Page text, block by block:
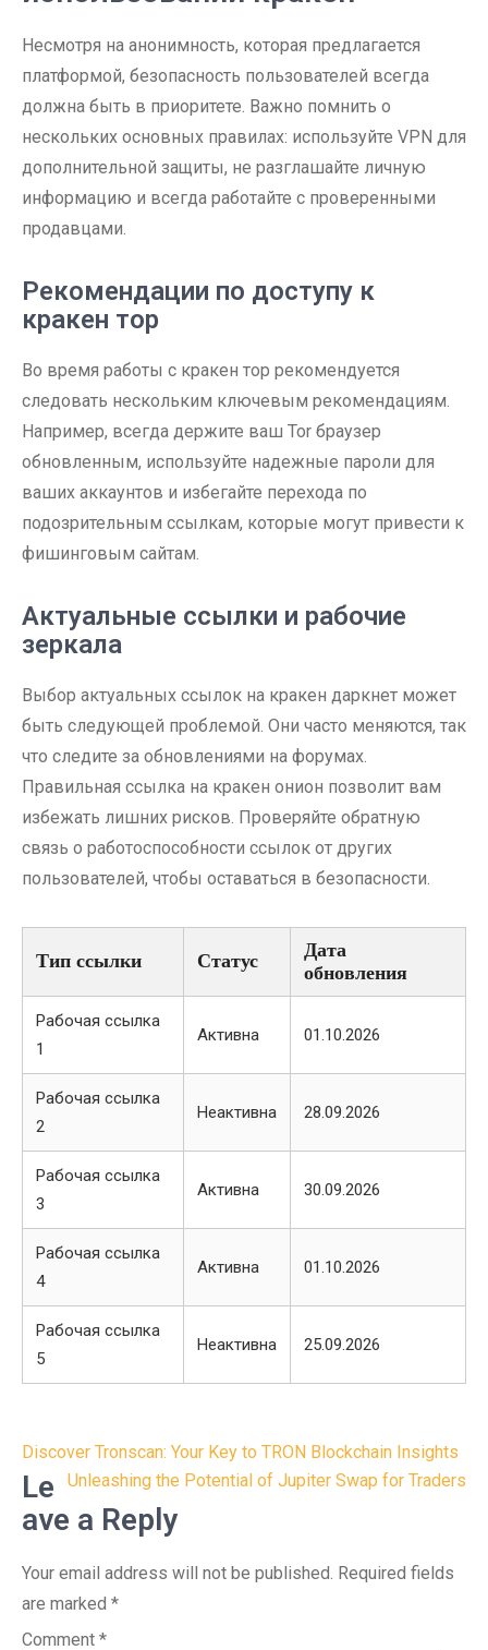
Несмотря на анонимность, которая предлагается
платформой, безопасность пользователей всегда
должна быть в приоритете. Важно помнить о
нескольких основных правилах: используйте VPN для
дополнительной защиты, не разглашайте личную
информацию и всегда работайте с проверенными
продавцами.
Рекомендации по доступу к
кракен тор
Во время работы с кракен тор рекомендуется
следовать нескольким ключевым рекомендациям.
Например, всегда держите ваш Tor браузер
обновленным, используйте надежные пароли для
ваших аккаунтов и избегайте перехода по
подозрительным ссылкам, которые могут привести к
фишинговым сайтам.
Актуальные ссылки и рабочие
зеркала
Выбор актуальных ссылок на кракен даркнет может
быть следующей проблемой. Они часто меняются, так
что следите за обновлениями на форумах.
Правильная ссылка на кракен онион позволит вам
избежать лишних рисков. Проверяйте обратную
связь о работоспособности ссылок от других
пользователей, чтобы оставаться в безопасности.
Тип ссылки Статус
Дата
обновления
Рабочая ссылка
1
Активна 01.10.2026
Рабочая ссылка
2
Неактивна 28.09.2026
Рабочая ссылка
3
Активна 30.09.2026
Рабочая ссылка
4
Активна 01.10.2026
Рабочая ссылка
5
Неактивна 25.09.2026
Post
navigation
Discover Tronscan: Your Key to TRON Blockchain Insights
Unleashing the Potential of Jupiter Swap for Traders
Le
ave a Reply
Your email address will not be published. Required fields
are marked *
Comment *